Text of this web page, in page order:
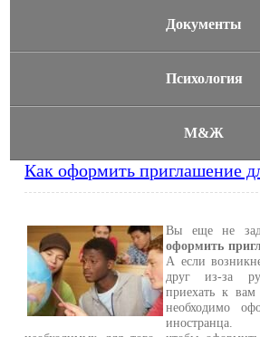
Документы
Психология
М&Ж
Как оформить приглашение
Вы еще не
оформить
А если
друг из-за
приехать к
необходимо